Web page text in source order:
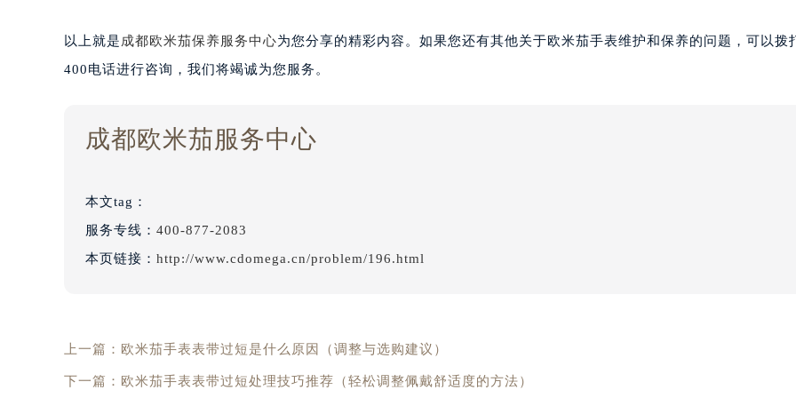
以上就是 成都欧米茄保养服务中心为您分享的精彩内容。如果您还有其他关于欧米茄手表维护和保养的问题，可以拨
400电话进行咨询，我们将竭诚为您服务。
成都欧米茄服务中心
本文tag：
服务专线： 400-877-2083
本页链接： http://www.cdomega.cn/problem/196.html
上一篇： 欧米茄手表表带过短是什么原因（调整与选购建议）
下一篇： 欧米茄手表表带过短处理技巧推荐（轻松调整佩戴舒适度的方法）